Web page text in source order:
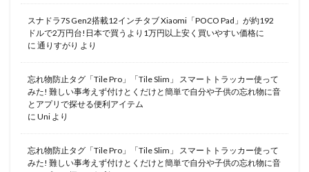
スナドラ7S Gen2搭載12インチタブ Xiaomi「POCO Pad」が約192
ドルで2万円台!日本で買うより1万円以上安く買いやすい価格に
に 通りすがり より
忘れ物防止タグ「Tile Pro」「Tile Slim」 スマートトラッカー使って
みた! 難しい事考えず付けとくだけと簡単で自分や子供の忘れ物に音
とアプリで探せる便利アイテム
に Uni より
忘れ物防止タグ「Tile Pro」「Tile Slim」 スマートトラッカー使って
みた! 難しい事考えず付けとくだけと簡単で自分や子供の忘れ物に音